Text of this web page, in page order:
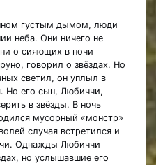
густым дымом, люди
неба. Они ничего не
о сияющих в ночи
говорил о звёздах. Но
светил, он уплыл в
Но его сын, Любиччи,
в звёзды. В ночь
мусорный «монстр»
случая встретился и
Однажды Любиччи
но услышавшие его